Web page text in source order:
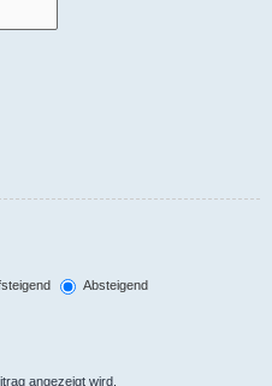
Absteigend
angezeigt wird.